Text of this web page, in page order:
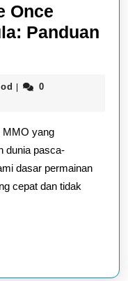
Once
Panduan
Panduan
Lesa 0
MMO yang
dunia pasca-
dasar permainan
cepat dan tidak